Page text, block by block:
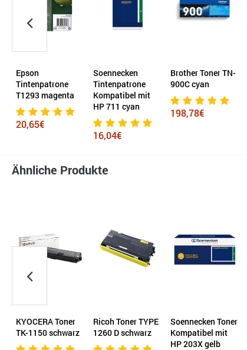
Epson
Tintenpatrone
T1293 magenta
20,65€
Soennecken
Tintenpatrone
Kompatibel mit
HP 711 cyan
16,04€
Brother Toner TN-
900C cyan
198,78€
Ähnliche Produkte
KYOCERA Toner
TK-1150 schwarz
Ricoh Toner TYPE
1260 D schwarz
Soennecken Toner
Kompatibel mit
HP 203X gelb